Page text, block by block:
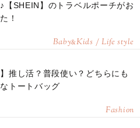
【SHEIN】のトラベルポーチがお
！
Baby&Kids / Life style
】推し活？普段使い？どちらにも
トートバッグ
Fashion